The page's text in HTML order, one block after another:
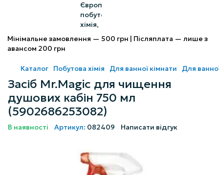
Мінімальне замовлення — 500 грн | Післяплата — лише з
авансом 200 грн
Каталог Побутова хімія Для ванної кімнати Для
Засіб Mr.Magic для чищення
душових кабін 750 мл
(5902686253082)
В наявності Артикул: 082409 Написати відгук